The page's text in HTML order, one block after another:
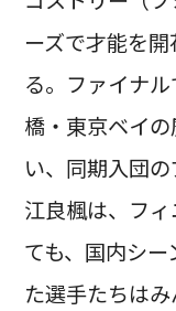
ーズで才能を
る。ファイナ
橋・東京ベイ
い、同期入団
江良楓は、フ
ても、国内シ
た選手たちはみ